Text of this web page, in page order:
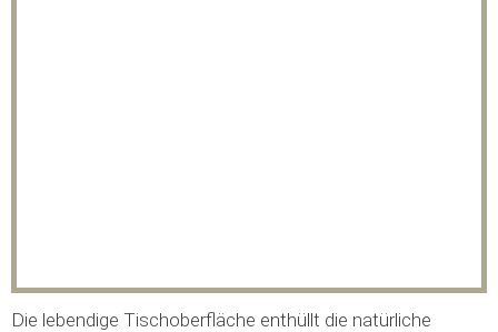
Die lebendige Tischoberfläche enthüllt die natürliche